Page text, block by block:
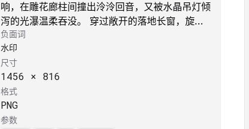
响，在雕花廊柱间撞出泠泠回音，又被水晶吊灯倾
泻的光瀑温柔吞没。 穿过敞开的落地长窗，旋转
便裹挟着夜风闯入花园。月光如银箔铺满小径，纱
丽下摆扫过沾露的玫瑰，惊起几片深红花瓣粘上金
线刺绣的藤蔓。她旋过喷泉时，水珠沾湿了薄纱，
透出底下赤金脚镯的厚重轮廓，那环上镶嵌的祖母
绿在月下幽深如潭。 每一次旋身都牵动满园草
木。茉莉的香气被气流裹挟着，缠绕她臂间叮当作
响的镶钻金钏；纱丽飘带拂过橙花树枝，抖落的星
负面词
水印
尺寸
1456 × 816
格式
PNG
参数